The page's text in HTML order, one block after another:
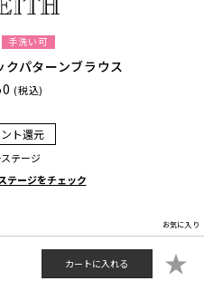
手洗い可
クパターンブラウス
(税込)
ト還元
テージ
テージをチェック
お気に入り
カートに入れる ★